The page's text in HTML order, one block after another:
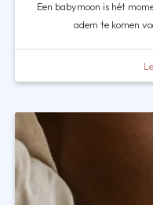
Een babymoon is hét
adem te komen